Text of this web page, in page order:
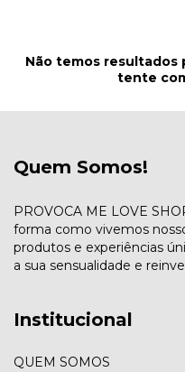
Não temos resultados
tente
Quem Somos!
PROVOCA ME LOVE
forma como vivemos
produtos e experiências
a sua sensualidade e
Institucional
QUEM SOMOS